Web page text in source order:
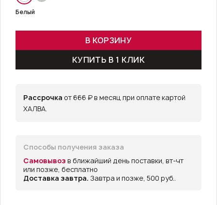
Белый
В КОРЗИНУ
КУПИТЬ В 1 КЛИК
Рассрочка от 666 ₽ в месяц при оплате картой
ХАЛВА.
Способы получения заказа
Самовывоз в ближайший день поставки, вт-чт
или позже, бесплатно
Доставка завтра. Завтра и позже, 500 руб..